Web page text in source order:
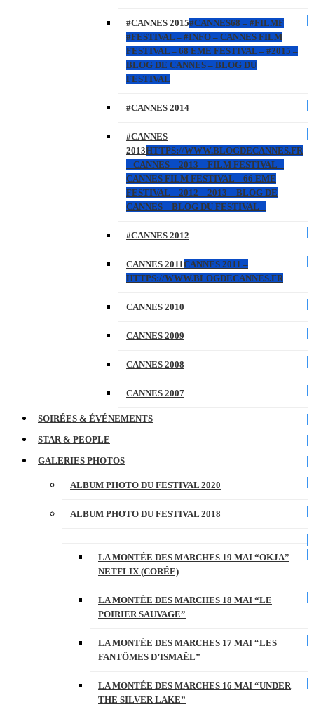
#CANNES 2015#CANNES68 – #FILMF
#FESTIVAL – #INFO – CANNES FILM
FESTIVAL – 68 EME FESTIVAL – #2015 –
BLOG DE CANNES – BLOG DU
FESTIVAL
#CANNES 2014
#CANNES
2013HTTPS://WWW.BLOGDECANNES.FR
– CANNES – 2013 – FILM FESTIVAL –
CANNES FILM FESTIVAL – 66 EME
FESTIVAL – 2012 – 2013 – BLOG DE
CANNES – BLOG DU FESTIVAL –
#CANNES 2012
CANNES 2011CANNES 2011 –
HTTPS://WWW.BLOGDECANNES.FR
CANNES 2010
CANNES 2009
CANNES 2008
CANNES 2007
SOIRÉES & ÉVÉNEMENTS
STAR & PEOPLE
GALERIES PHOTOS
ALBUM PHOTO DU FESTIVAL 2020
ALBUM PHOTO DU FESTIVAL 2018
LA MONTÉE DES MARCHES 19 MAI “OKJA”
NETFLIX (CORÉE)
LA MONTÉE DES MARCHES 18 MAI “LE
POIRIER SAUVAGE”
LA MONTÉE DES MARCHES 17 MAI “LES
FANTÔMES D’ISMAËL”
LA MONTÉE DES MARCHES 16 MAI “UNDER
THE SILVER LAKE”